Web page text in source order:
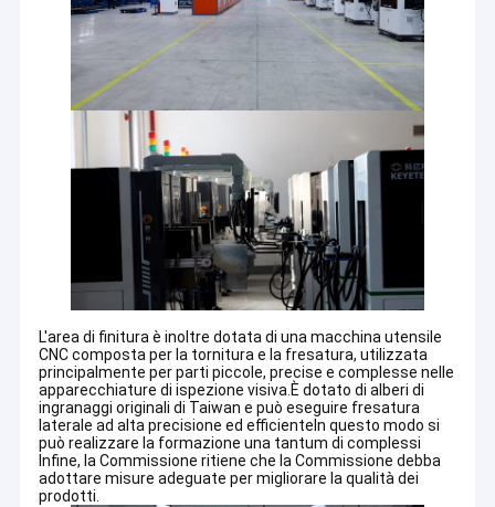
L'area di finitura è inoltre dotata di una macchina utensile
CNC composta per la tornitura e la fresatura, utilizzata
principalmente per parti piccole, precise e complesse nelle
apparecchiature di ispezione visiva.È dotato di alberi di
ingranaggi originali di Taiwan e può eseguire fresatura
laterale ad alta precisione ed efficienteIn questo modo si
può realizzare la formazione una tantum di complessi
Infine, la Commissione ritiene che la Commissione debba
adottare misure adeguate per migliorare la qualità dei
prodotti.